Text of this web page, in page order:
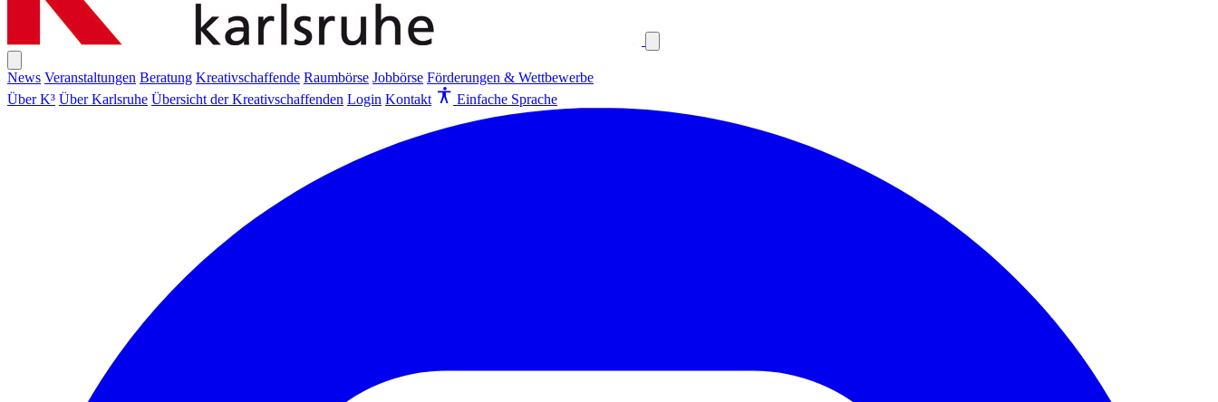
News Veranstaltungen Beratung Kreativschaffende Raumbörse Jobbörse Förderungen & Wettbewerbe
Über K³ Über Karlsruhe Übersicht der Kreativschaffenden Login Kontakt Einfache Sprache